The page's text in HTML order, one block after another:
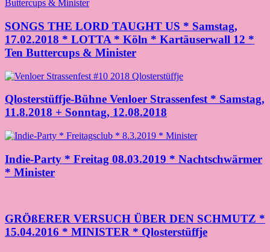
SONGS THE LORD TAUGHT US * Samstag,
17.02.2018 * LOTTA * Köln * Kartäuserwall 12 *
Ten Buttercups & Minister
Qlosterstüffje-Bühne Venloer Strassenfest * Samstag,
11.8.2018 + Sonntag, 12.08.2018
Indie-Party * Freitag 08.03.2019 * Nachtschwärmer
* Minister
GRÖßERER VERSUCH ÜBER DEN SCHMUTZ *
15.04.2016 * MINISTER * Qlosterstüffje